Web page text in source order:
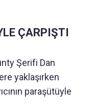
ÇARPIŞTI
Şerifi Dan
yaklaşırken
paraşütüyle